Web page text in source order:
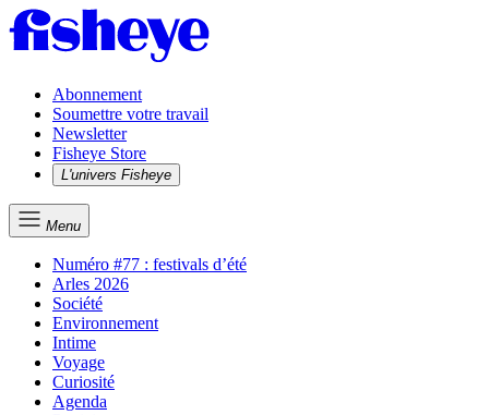
Abonnement
Soumettre votre travail
Newsletter
Fisheye Store
L'univers Fisheye
Menu
Numéro #77 : festivals d’été
Arles 2026
Société
Environnement
Intime
Voyage
Curiosité
Agenda